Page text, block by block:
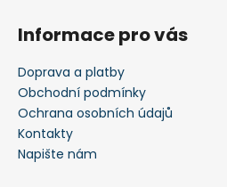
Informace pro vás
Doprava a platby
Obchodní podmínky
Ochrana osobních údajů
Kontakty
Napište nám